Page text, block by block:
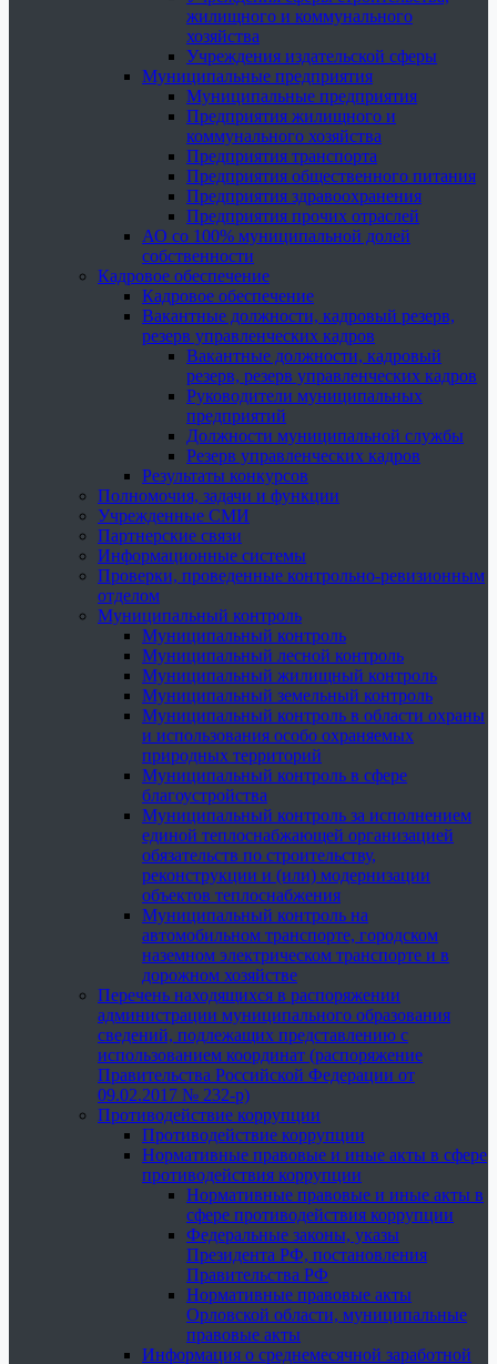
жилищного и коммунального
хозяйства
Учреждения издательской сферы
Муниципальные предприятия
Муниципальные предприятия
Предприятия жилищного и
коммунального хозяйства
Предприятия транспорта
Предприятия общественного питания
Предприятия здравоохранения
Предприятия прочих отраслей
АО со 100% муниципальной долей
собственности
Кадровое обеспечение
Кадровое обеспечение
Вакантные должности, кадровый резерв,
резерв управленческих кадров
Вакантные должности, кадровый
резерв, резерв управленческих кадров
Руководители муниципальных
предприятий
Должности муниципальной службы
Резерв управленческих кадров
Результаты конкурсов
Полномочия, задачи и функции
Учрежденные СМИ
Партнерские связи
Информационные системы
Проверки, проведенные контрольно-ревизионным
отделом
Муниципальный контроль
Муниципальный контроль
Муниципальный лесной контроль
Муниципальный жилищный контроль
Муниципальный земельный контроль
Муниципальный контроль в области охраны
и использования особо охраняемых
природных территорий
Муниципальный контроль в сфере
благоустройства
Муниципальный контроль за исполнением
единой теплоснабжающей организацией
обязательств по строительству,
реконструкции и (или) модернизации
объектов теплоснабжения
Муниципальный контроль на
автомобильном транспорте, городском
наземном электрическом транспорте и в
дорожном хозяйстве
Перечень находящихся в распоряжении
администрации муниципального образования
сведений, подлежащих представлению с
использованием координат (распоряжение
Правительства Российской Федерации от
09.02.2017 № 232-р)
Противодействие коррупции
Противодействие коррупции
Нормативные правовые и иные акты в сфере
противодействия коррупции
Нормативные правовые и иные акты в
сфере противодействия коррупции
Федеральные законы, указы
Президента РФ, постановления
Правительства РФ
Нормативные правовые акты
Орловской области, муниципальные
правовые акты
Информация о среднемесячной заработной